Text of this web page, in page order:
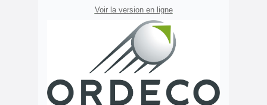
Voir la version en ligne